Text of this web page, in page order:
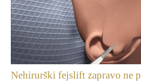
Nehirurški fejslift zapravo ne